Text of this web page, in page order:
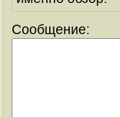
Сообщение: